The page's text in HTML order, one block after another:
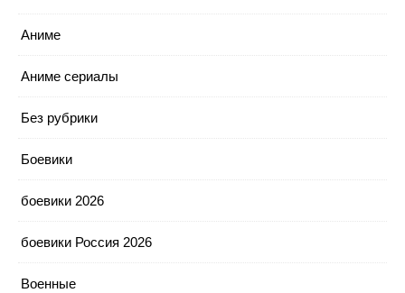
Аниме
Аниме сериалы
Без рубрики
Боевики
боевики 2026
боевики Россия 2026
Военные